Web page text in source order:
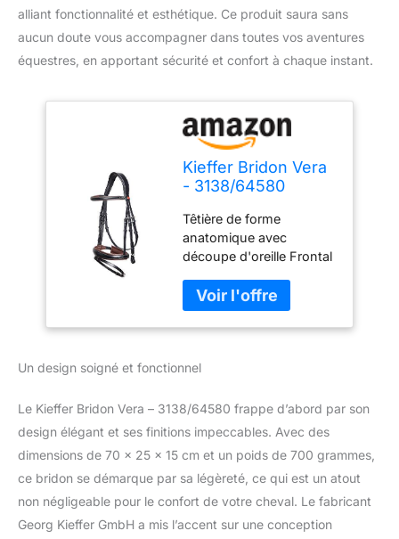
alliant fonctionnalité et esthétique. Ce produit saura sans
aucun doute vous accompagner dans toutes vos aventures
équestres, en apportant sécurité et confort à chaque instant.
Kieffer Bridon Vera
- 3138/64580
Têtière de forme
anatomique avec
découpe d'oreille Frontal
droite, doublure brune
Avec des coutures
décoratives de couleur
combinée avec menton
beidseitig zum
Einschnallen / Konisch
geformtes Nasenband /
Weich gepolstert Avec
boucles et passants
chromés / y compris les
rênes web
Un design soigné et fonctionnel
Le Kieffer Bridon Vera – 3138/64580 frappe d’abord par son
design élégant et ses finitions impeccables. Avec des
dimensions de 70 x 25 x 15 cm et un poids de 700 grammes,
ce bridon se démarque par sa légèreté, ce qui est un atout
non négligeable pour le confort de votre cheval. Le fabricant
Georg Kieffer GmbH a mis l’accent sur une conception